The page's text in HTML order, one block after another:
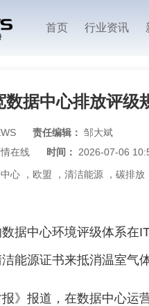
首页 行业资讯
数据中心排放评级
责任编辑： 邹大斌
在线 时间： 2026-07-06
心 ， 欧盟 ， 清洁能源 ， 碳排放
据中心环境评级体系在
能源证书来抵消温室气体
》报道，在数据中心运